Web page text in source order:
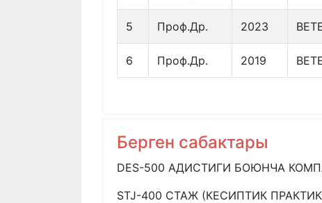
5 Проф.Др. 2023
6 Проф.Др. 2019
Берген сабактары
DES-500 АДИСТИГИ БОЮНЧА
STJ-400 СТАЖ (КЕСИПТИК